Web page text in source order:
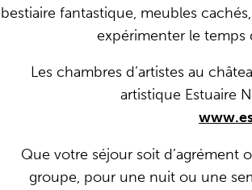
bestiaire fantastique, meubles
expérimenter le temps
Les chambres d’artistes au
artistique Estuaire
Que votre séjour soit d’agrément
groupe, pour une nuit ou une